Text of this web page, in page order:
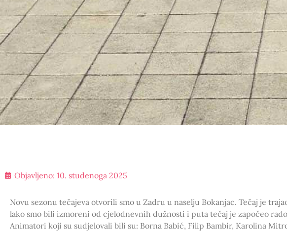
Objavljeno: 10. studenoga 2025
Novu sezonu tečajeva otvorili smo u Zadru u naselju Bokanjac. Tečaj je trajao
lako smo bili izmoreni od cjelodnevnih dužnosti i puta tečaj je započeo
Animatori koji su sudjelovali bili su: Borna Babić, Filip Bambir, Karolina